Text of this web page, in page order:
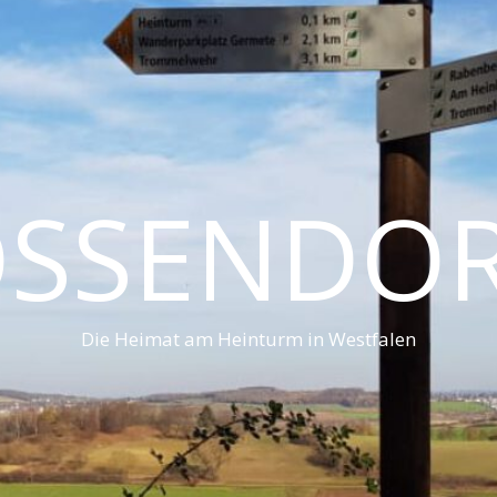
Die Heimat am Heinturm in Westfalen